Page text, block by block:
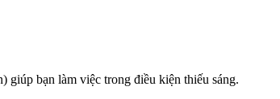
giúp bạn làm việc trong điều kiện thiếu sáng.